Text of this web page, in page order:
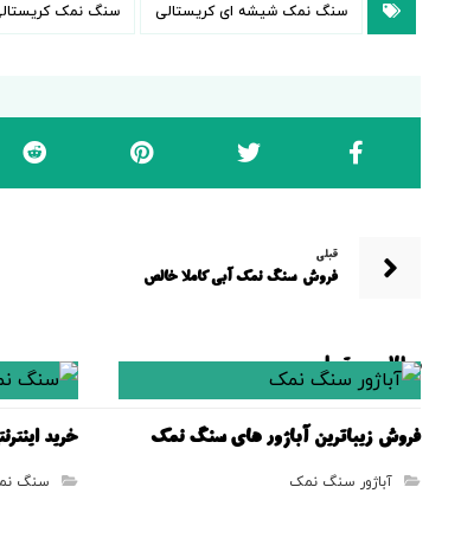
سنگ نمک شیشه ای کریستالی سنگ نمک
قبلی
فروش سنگ نمک آبی کاملا خالص
مطالب مرتبط ...
فروش زیباترین آباژور های سنگ نمک
آباژور سنگ نمک
خرید
سنگ